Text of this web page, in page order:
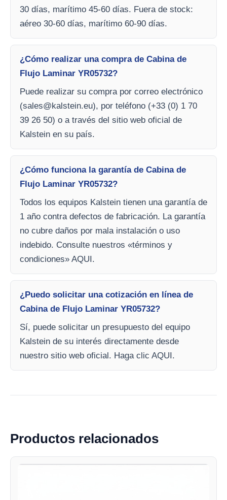
30 días, marítimo 45-60 días. Fuera de stock:
aéreo 30-60 días, marítimo 60-90 días.
¿Cómo realizar una compra de Cabina de
Flujo Laminar YR05732?
Puede realizar su compra por correo electrónico
(sales@kalstein.eu), por teléfono (+33 (0) 1 70
39 26 50) o a través del sitio web oficial de
Kalstein en su país.
¿Cómo funciona la garantía de Cabina de
Flujo Laminar YR05732?
Todos los equipos Kalstein tienen una garantía de
1 año contra defectos de fabricación. La garantía
no cubre daños por mala instalación o uso
indebido. Consulte nuestros «términos y
condiciones» AQUI.
¿Puedo solicitar una cotización en línea de
Cabina de Flujo Laminar YR05732?
Sí, puede solicitar un presupuesto del equipo
Kalstein de su interés directamente desde
nuestro sitio web oficial. Haga clic AQUI.
Productos relacionados